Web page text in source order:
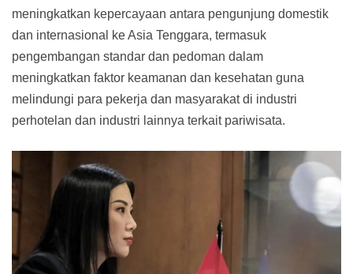
meningkatkan kepercayaan antara pengunjung domestik
dan internasional ke Asia Tenggara, termasuk
pengembangan standar dan pedoman dalam
meningkatkan faktor keamanan dan kesehatan guna
melindungi para pekerja dan masyarakat di industri
perhotelan dan industri lainnya terkait pariwisata.